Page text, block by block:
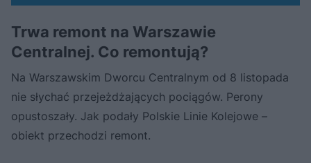
Trwa remont na Warszawie
Centralnej. Co remontują?
Na Warszawskim Dworcu Centralnym od 8 listopada
nie słychać przejeżdżających pociągów. Perony
opustoszały. Jak podały Polskie Linie Kolejowe –
obiekt przechodzi remont.